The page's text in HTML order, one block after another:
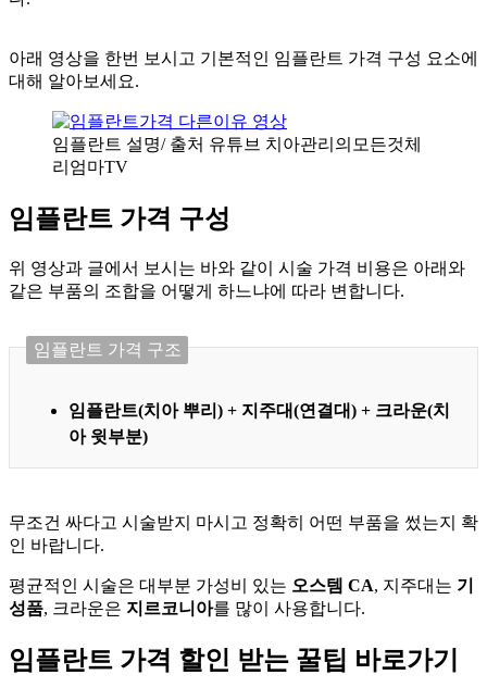
아래 영상을 한번 보시고 기본적인 임플란트 가격 구성 요소에
대해 알아보세요.
임플란트 설명/ 출처 유튜브 치아관리의모든것체
리엄마TV
임플란트 가격 구성
위 영상과 글에서 보시는 바와 같이 시술 가격 비용은 아래와
같은 부품의 조합을 어떻게 하느냐에 따라 변합니다.
임플란트 가격 구조
임플란트(치아 뿌리) + 지주대(연결대) + 크라운(치
아 윗부분)
무조건 싸다고 시술받지 마시고 정확히 어떤 부품을 썼는지 확
인 바랍니다.
평균적인 시술은 대부분 가성비 있는 오스템 CA, 지주대는 기
성품, 크라운은 지르코니아를 많이 사용합니다.
임플란트 가격 할인 받는 꿀팁 바로가기